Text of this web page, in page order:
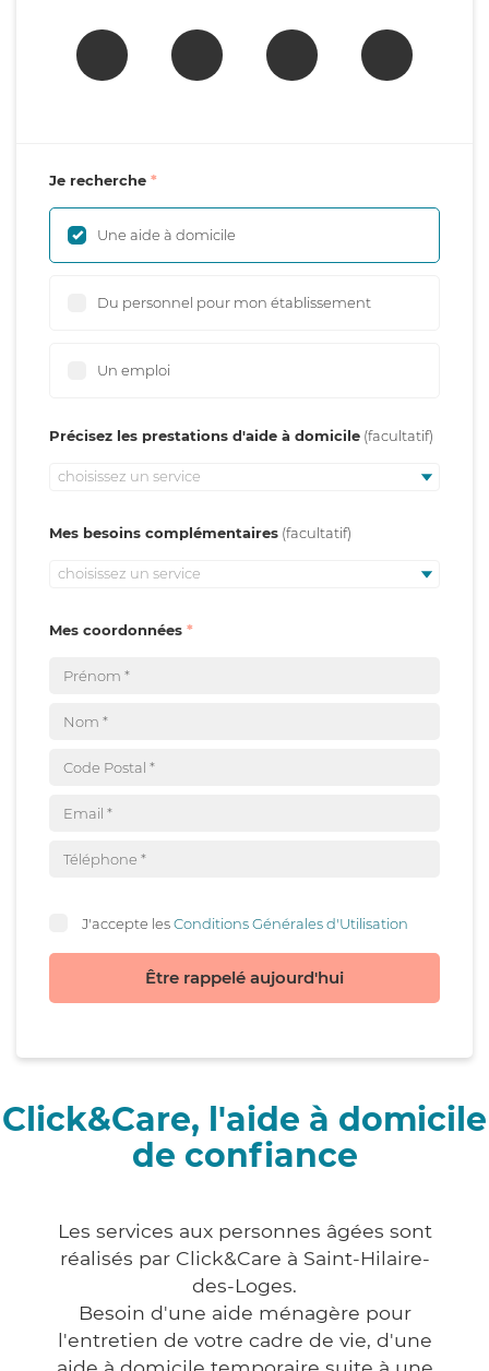
Je recherche
Une aide à domicile
Du personnel pour mon établissement
Un emploi
Précisez les prestations d'aide à domicile
choisissez un service
Mes besoins complémentaires
choisissez un service
Mes coordonnées
J'accepte lesConditions Générales d'Utilisation
Être rappelé aujourd'hui
Click&Care, l'aide à domicile
de confiance
Les services aux personnes âgées sont
réalisés par Click&Care à Saint-Hilaire-
des-Loges.
Besoin d'une aide ménagère pour
l'entretien de votre cadre de vie, d'une